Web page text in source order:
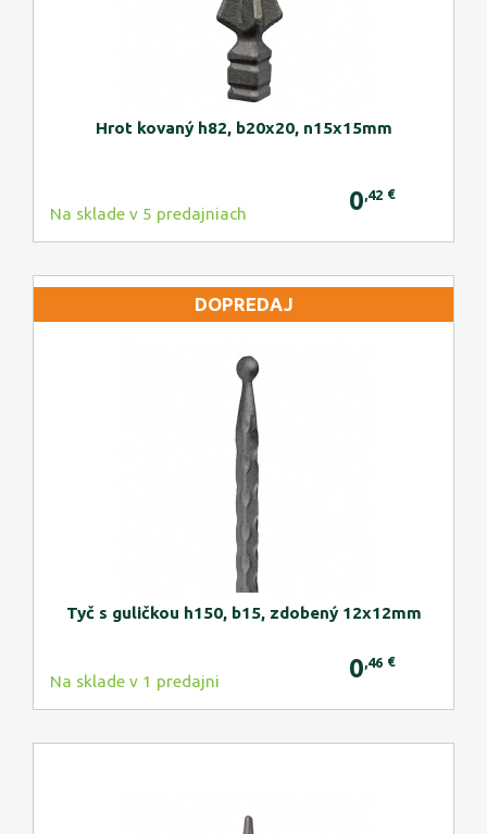
Hrot kovaný h82, b20x20, n15x15mm
Na sklade v 5 predajniach 0 ,42 €
DOPREDAJ
Tyč s guličkou h150, b15, zdobený 12x12mm
Na sklade v 1 predajni 0 ,46 €